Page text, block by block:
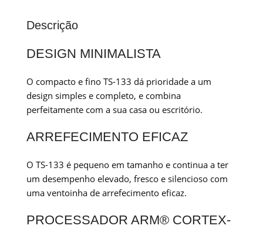
Descrição
DESIGN MINIMALISTA
O compacto e fino TS-133 dá prioridade a um
design simples e completo, e combina
perfeitamente com a sua casa ou escritório.
ARREFECIMENTO EFICAZ
O TS-133 é pequeno em tamanho e continua a ter
um desempenho elevado, fresco e silencioso com
uma ventoinha de arrefecimento eficaz.
PROCESSADOR ARM® CORTEX-